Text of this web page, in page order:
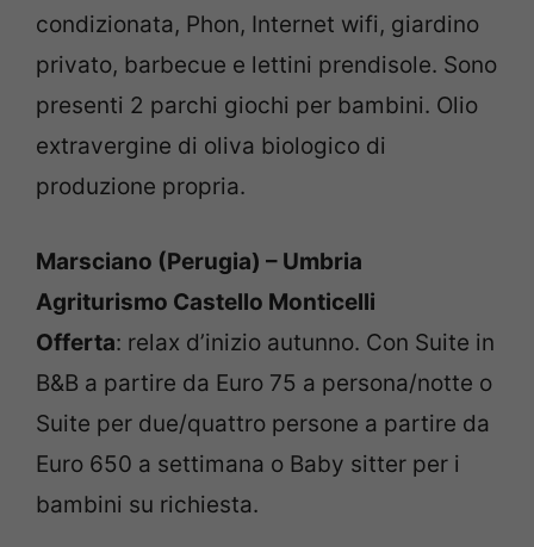
condizionata, Phon, Internet wifi, giardino
privato, barbecue e lettini prendisole. Sono
presenti 2 parchi giochi per bambini. Olio
extravergine di oliva biologico di
produzione propria.
Marsciano (Perugia) – Umbria
Agriturismo Castello Monticelli
Offerta: relax d’inizio autunno. Con Suite in
B&B a partire da Euro 75 a persona/notte o
Suite per due/quattro persone a partire da
Euro 650 a settimana o Baby sitter per i
bambini su richiesta.